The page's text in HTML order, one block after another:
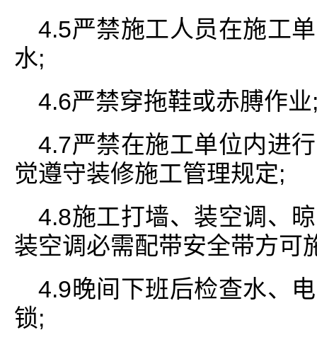
4.5严禁施工人员在施工
水;
4.6严禁穿拖鞋或赤膊作业
4.7严禁在施工单位内进
觉遵守装修施工管理规定;
4.8施工打墙、装空调、
装空调必需配带安全带方可
4.9晚间下班后检查水、
锁;